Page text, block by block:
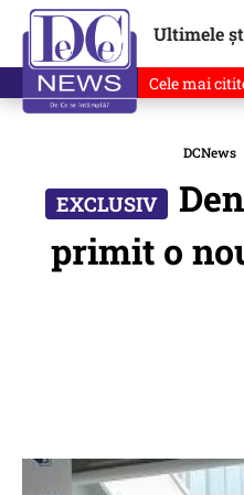
Ultimele
Cele mai
DCNews
primit o